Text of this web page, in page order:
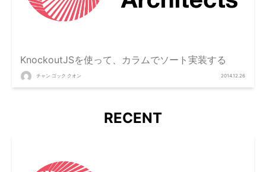
KnockoutJSを使って、カラムでソート実装する
チャン ゴック クオン 2014.12.26
RECENT